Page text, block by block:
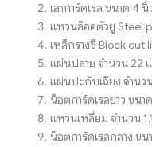
เสาการ์ดเรล ขนาด 4
แหวนล็อคตัวยู Steel
เหล็กรางซี Block out
แผ่นปลาย จำนวน 22
แผ่นปะกับเฉียง จำนว
น็อตการ์ดเรลยาว ขน
แหวนเหลี่ยม จำนวน
น็อตการ์ดเรลกลาง ข